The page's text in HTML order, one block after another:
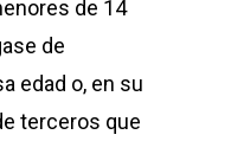
de 14
de
edad o, en su
terceros que